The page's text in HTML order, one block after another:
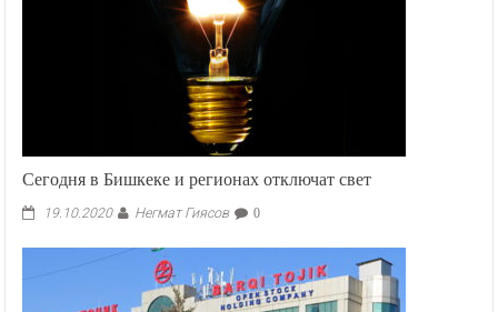
Сегодня в Бишкеке и регионах отключат свет
19.10.2020 Негмат Гиясов 0